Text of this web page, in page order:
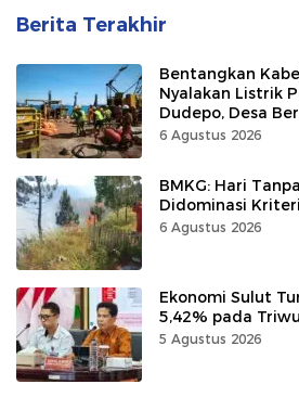
Berita Terakhir
Bentangkan
Nyalakan Listrik
Dudepo, Desa
100 Persen
6 Agustus 2026
BMKG: Hari
Didominasi
6 Agustus 2026
Ekonomi Sulut
5,42% pada
5 Agustus 2026